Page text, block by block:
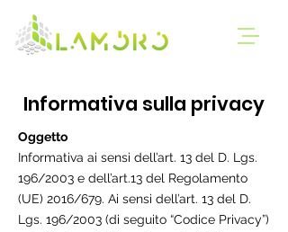
Informativa sulla privacy
Oggetto
Informativa ai sensi dell’art. 13 del D. Lgs.
196/2003 e dell’art.13 del Regolamento
(UE) 2016/679. Ai sensi dell’art. 13 del D.
Lgs. 196/2003 (di seguito “Codice Privacy”)